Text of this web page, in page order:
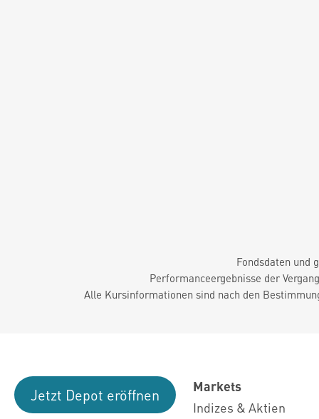
Fondsdaten und
Performanceergebnisse der
Alle Kursinformationen sind nach den
Jetzt Depot eröffnen
Markets
Indizes & Aktien